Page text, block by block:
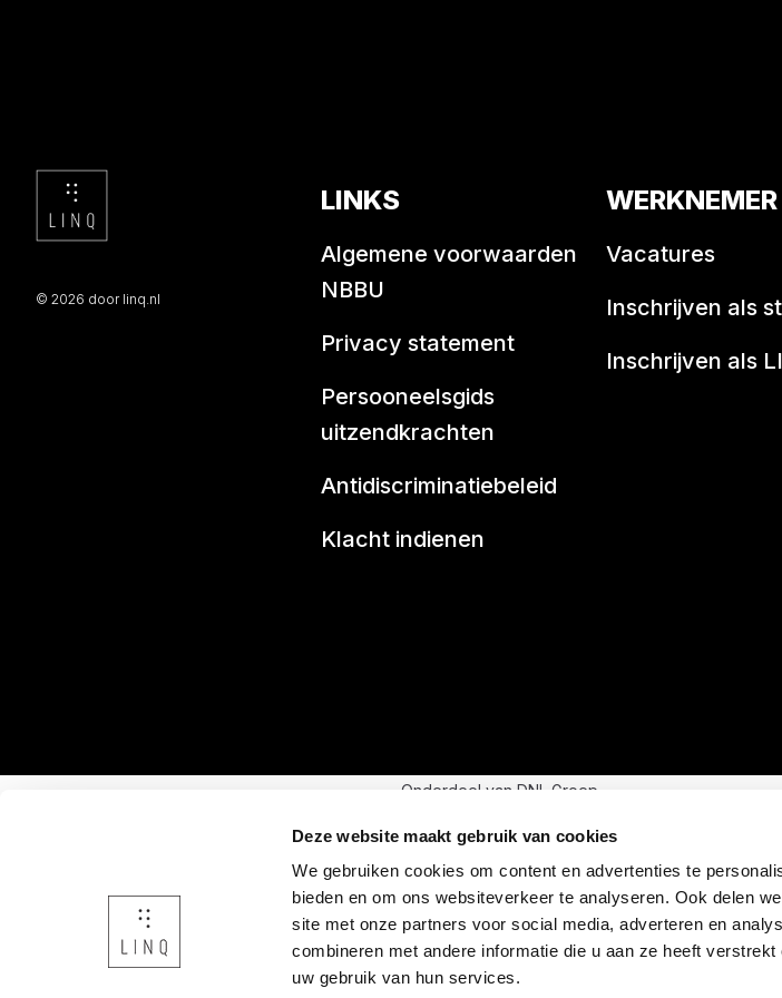
Deze website maakt gebruik van cookies
We gebruiken cookies om content en advertenties te
bieden en om ons websiteverkeer te analyseren. Ook delen
site met onze partners voor social media, adverteren en
combineren met andere informatie die u aan ze heeft
uw gebruik van hun services.
© 2026 door linq.nl
LINKS
Algemene voorwaarden
NBBU
Privacy statement
Persooneelsgids
uitzendkrachten
Antidiscriminatiebeleid
Klacht indienen
WERKNEMER
Vacatures
Inschrijven als
Inschrijven als
Onderdeel van DNL Groep